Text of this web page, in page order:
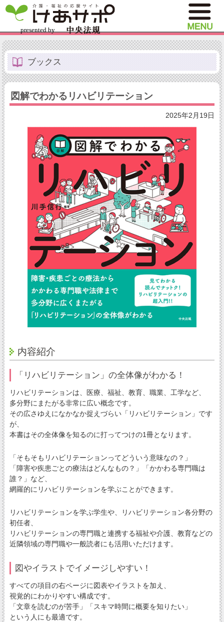
ブックス
図解でわかるリハビリテーション
2025年2月19日
内容紹介
「リハビリテーション」の全体像がわかる！
リハビリテーションは、医療、福祉、教育、職業、工学など、
多分野にまたがる非常に広い概念です。
その広さゆえになかなか捉えづらい「リハビリテーション」です
が、
本書はその全体像を知るのに打ってつけの1冊となります。
「そもそもリハビリテーションってどういう意味なの？」
「障害や疾患ごとの療法はどんなもの？」「かかわる専門職は
誰？」など、
網羅的にリハビリテーションを学ぶことができます。
リハビリテーションを学ぶ学生や、リハビリテーション各分野の
初任者、
リハビリテーションの専門職と連携する福祉や介護、教育などの
近隣領域の専門職や一般読者にも活用いただけます。
図やイラストでイメージしやすい！
すべての項目の右ページに図表やイラストを加え、
視覚的にわかりやすい構成です。
「文章を読むのが苦手」「スキマ時間に概要を知りたい」
という人にも最適です。